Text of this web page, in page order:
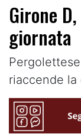
Girone
giornata
riaccende la